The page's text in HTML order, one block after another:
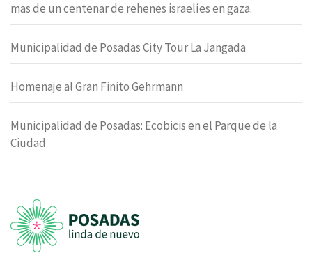
mas de un centenar de rehenes israelíes en gaza.
Municipalidad de Posadas City Tour La Jangada
Homenaje al Gran Finito Gehrmann
Municipalidad de Posadas: Ecobicis en el Parque de la
Ciudad